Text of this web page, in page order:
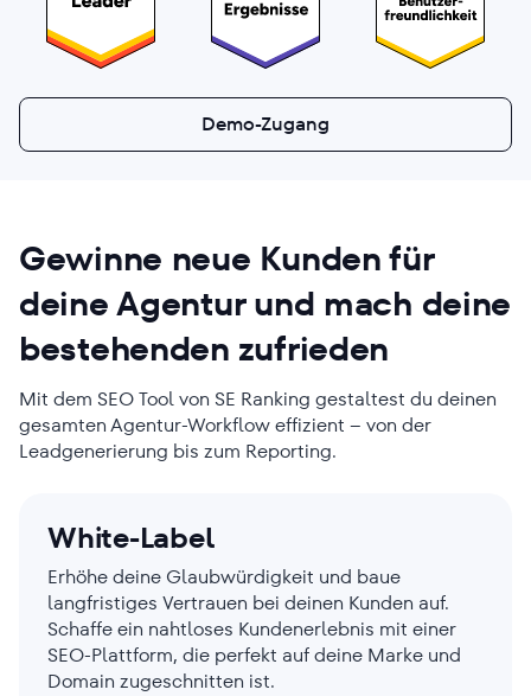
Demo-Zugang
Gewinne neue Kundenfür
deine Agentur und mach deine
bestehenden zufrieden
Mit dem SEO Tool von SE Ranking gestaltest du deinen
gesamten Agentur-Workflow effizient – von der
Leadgenerierung bis zum Reporting.
White-Label
Erhöhe deine Glaubwürdigkeit und baue
langfristiges Vertrauen bei deinen Kunden auf.
Schaffe ein nahtloses Kundenerlebnis mit einer
SEO-Plattform, die perfekt auf deine Marke und
Domain zugeschnitten ist.